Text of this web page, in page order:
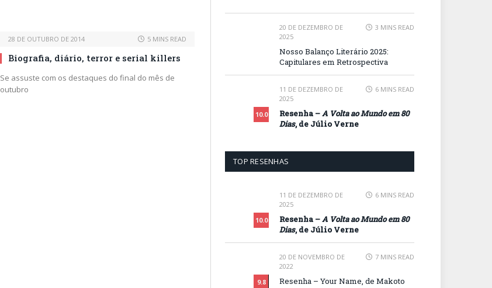
28 DE OUTUBRO DE 2014 5 MINS READ
Biografia, diário, terror e serial killers
Se assuste com os destaques do final do mês de
outubro
20 DE DEZEMBRO DE
2025
3 MINS READ
Nosso Balanço Literário 2025:
Capitulares em Retrospectiva
10.0
11 DE DEZEMBRO DE
2025
6 MINS READ
Resenha –A Volta ao Mundo em 80
Dias, de Júlio Verne
TOP RESENHAS
10.0
11 DE DEZEMBRO DE
2025
6 MINS READ
Resenha –A Volta ao Mundo em 80
Dias, de Júlio Verne
9.8
20 DE NOVEMBRO DE
2022
7 MINS READ
Resenha – Your Name, de Makoto